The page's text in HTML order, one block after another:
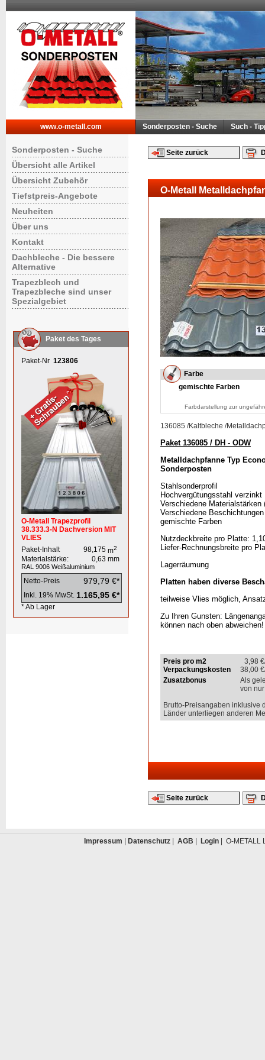
www.o-metall.com Sonderposten - Suche Such -
Sonderposten - Suche
Übersicht alle Artikel
Übersicht Zubehör
Tiefstpreis-Angebote
Neuheiten
Über uns
Kontakt
Dachbleche - Die bessere
Alternative
Trapezblech und
Trapezbleche sind unser
Spezialgebiet
Paket des Tages
Paket-Nr 123806
O-Metall Trapezprofil
38.333.3-N Dachversion MIT
VLIES
Paket-Inhalt
98,175 m2
Materialstärke: 0,63 mm
RAL 9006 Weißaluminium
Netto-Preis 979,79 €*
Inkl. 19% MwSt. 1.165,95 €*
* Ab Lager
Seite zurück
O-Metall
Farbe
gemischte Farben
Farbdarstellung zur
136085 /Kaltbleche /
Paket 136085 / DH - ODW
Metalldachpfanne Typ
Sonderposten
Stahlsonderprofil
Hochvergütungsstahl verzinkt
Verschiedene Materialstärken
Verschiedene Beschichtungen
gemischte Farben
Nutzdeckbreite pro Platte:
Liefer-Rechnungsbreite pro
Lagerräumung
Platten haben diverse
teilweise Vlies möglich,
Zu Ihren Gunsten:
können nach oben abweichen!
Preis pro m2 3,98
Verpackungskosten
38,00
Zusatzbonus
Als
von
Brutto-Preisangaben inklusive
Länder unterliegen anderen
Seite zurück
Impressum Datenschutz| AGB Login| O-METALL